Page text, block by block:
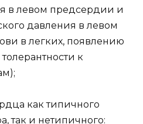
в левом предсердии и
давления в левом
в легких, появлению
к
как типичного
так и нетипичного: